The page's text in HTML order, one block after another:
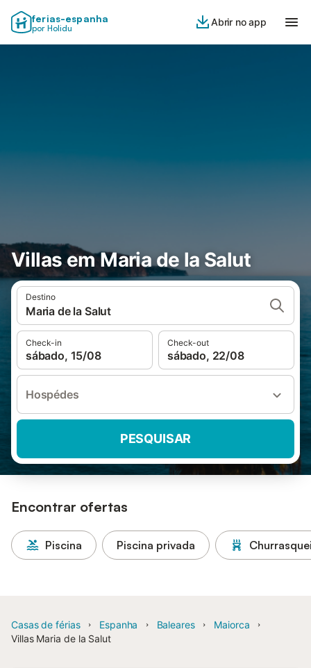
ferias-espanha
por Holidu
Abrir no app
Villas em Maria de la Salut
Destino
Maria de la Salut
Check-in
sábado, 15/08
Check-out
sábado, 22/08
Hospédes
PESQUISAR
Encontrar ofertas
Piscina Piscina privada
Casas de férias Espanha Baleares
Maiorca
Villas Maria de la Salut